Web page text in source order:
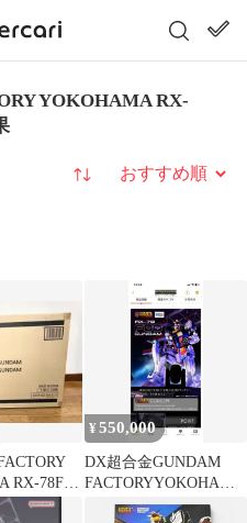
YOKOHAMA RX-
並び替え
RX-78F00
ンダム
¥550,000
DX超合金GUNDAM
FACTORYYOKOHAMA
RX78F00限定未開封